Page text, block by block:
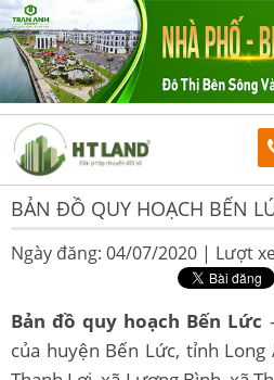
BẢN ĐỒ QUY HOẠCH BẾN
Ngày đăng: 04/07/2020 | Lượt
Bản đồ quy hoạch Bến Lức
của huyện Bến Lức, tỉnh